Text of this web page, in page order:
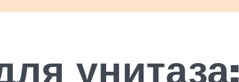
унитаза: